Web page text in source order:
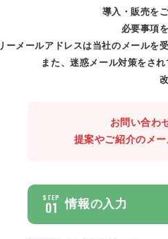
導入・販売を
必要事項
ーメールアドレスは当社のメールを
また、迷惑メール対策をさ
お問い合わ
提案やご紹介のメ
STEP
01 情報の入力